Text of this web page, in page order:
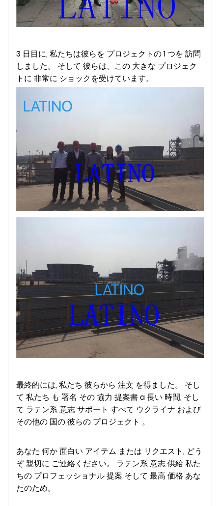
3 日目に, 私たちは彼らを プロジェクトの 1 つを 訪問
しました。 そして 彼らは、この 大きな プロジェク
トに 非常に ショックを受けています。
最終的には, 私たち 彼らから 注文 を得ました。 そし
て 私たち も 署名 その 協力 提案書 a 長い 時間, そし
て ラテン系 意志 サポート すべて ウクライナ および
その他の 国の 彼らの プロジェクト 。
あなた 何か 面白い アイテム または リクエスト, どう
ぞ 親切に ご連絡ください。 ラテン系 意志 供給 私た
ちの プロフェッショナル 提案 そして 最高 価格 あな
たのため。